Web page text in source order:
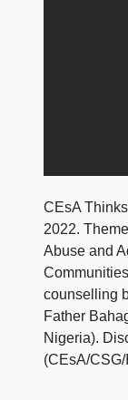
CEsA
2022.
Abuse and
counselling
Father
Nigeria).
(CEsA/